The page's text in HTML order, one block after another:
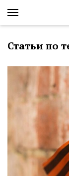
Статьи по